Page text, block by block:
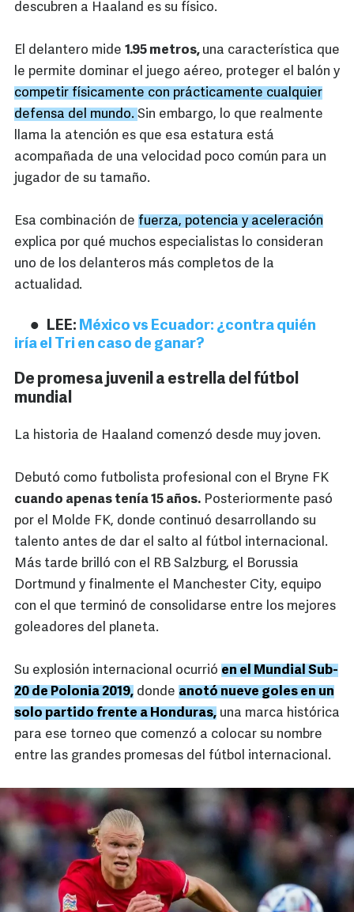
descubren a Haaland es su físico.
El delantero mide 1.95 metros, una característica que
le permite dominar el juego aéreo, proteger el balón y
competir físicamente con prácticamente cualquier
defensa del mundo. Sin embargo, lo que realmente
llama la atención es que esa estatura está
acompañada de una velocidad poco común para un
jugador de su tamaño.
Esa combinación de fuerza, potencia y aceleración
explica por qué muchos especialistas lo consideran
uno de los delanteros más completos de la
actualidad.
LEE: México vs Ecuador: ¿contra quién
iría el Tri en caso de ganar?
De promesa juvenil a estrella del fútbol
mundial
La historia de Haaland comenzó desde muy joven.
Debutó como futbolista profesional con el Bryne FK
cuando apenas tenía 15 años. Posteriormente pasó
por el Molde FK, donde continuó desarrollando su
talento antes de dar el salto al fútbol internacional.
Más tarde brilló con el RB Salzburg, el Borussia
Dortmund y finalmente el Manchester City, equipo
con el que terminó de consolidarse entre los mejores
goleadores del planeta.
Su explosión internacional ocurrió en el Mundial Sub-
20 de Polonia 2019, donde anotó nueve goles en un
solo partido frente a Honduras, una marca histórica
para ese torneo que comenzó a colocar su nombre
entre las grandes promesas del fútbol internacional.